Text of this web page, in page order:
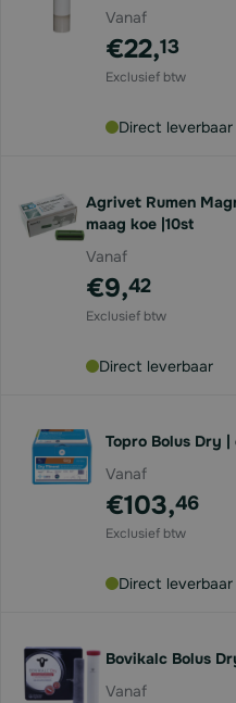
Vanaf
€22,13
Direct leverbaar
Agrivet Rumen
maag koe |10st
Vanaf
€9,42
Direct leverbaar
Topro Bolus Dry
Vanaf
€103,46
Direct leverbaar
Bovikalc Bolus
Vanaf